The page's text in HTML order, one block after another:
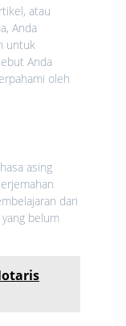
atau
Anda
untuk
Anda
oleh
asing
dari
belum